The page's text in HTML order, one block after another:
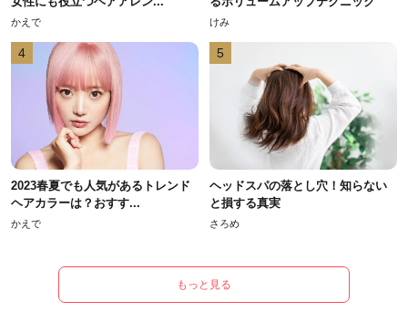
かえで けみ
4
2023春夏でも人気があるトレンド
ヘアカラーは？おすす...
かえで
5
ヘッドスパの落とし穴！知らない
と損する真実
さろめ
もっと見る